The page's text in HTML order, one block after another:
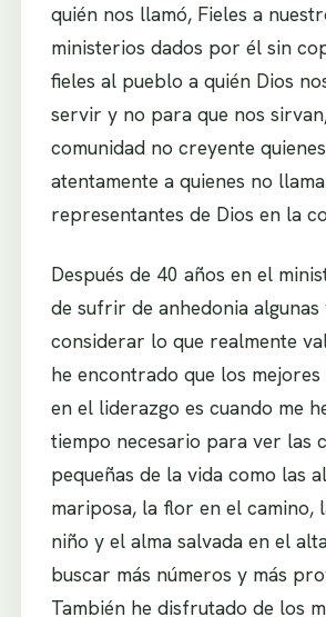
quién nos llamó, Fieles a
ministerios dados por él sin
fieles al pueblo a quién Dios
servir y no para que nos
comunidad no creyente
atentamente a quienes no
representantes de Dios en la
Después de 40 años en el
de sufrir de anhedonia algunas
considerar lo que realmente
he encontrado que los mejores
en el liderazgo es cuando me
tiempo necesario para ver las
pequeñas de la vida como las
mariposa, la flor en el camino,
niño y el alma salvada en el
buscar más números y más
También he disfrutado de los